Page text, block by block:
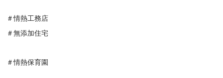
＃情熱工務店
＃無添加住宅
＃情熱保育園